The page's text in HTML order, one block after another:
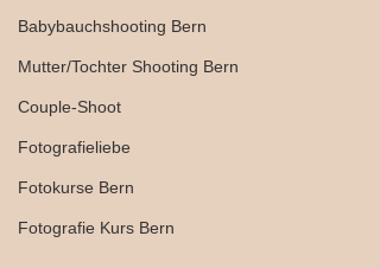
Babybauchshooting Bern
Mutter/Tochter Shooting Bern
Couple-Shoot
Fotografieliebe
Fotokurse Bern
Fotografie Kurs Bern